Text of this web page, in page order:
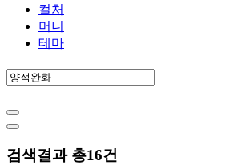
컬처
머니
테마
검색결과 총16건